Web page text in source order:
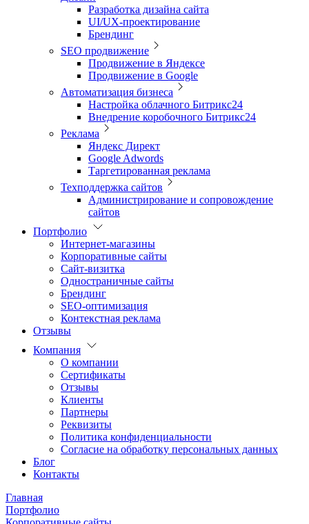
Разработка дизайна сайта
UI/UX-проектирование
Брендинг
SEO продвижение
Продвижение в Яндексе
Продвижение в Google
Автоматизация бизнеса
Настройка облачного Битрикс24
Внедрение коробочного Битрикс24
Реклама
Яндекс Директ
Google Adwords
Таргетированная реклама
Техподдержка сайтов
Администрирование и сопровождение
сайтов
Портфолио
Интернет-магазины
Корпоративные сайты
Сайт-визитка
Одностраничные сайты
Брендинг
SEO-оптимизация
Контекстная реклама
Отзывы
Компания
О компании
Сертификаты
Отзывы
Клиенты
Партнеры
Реквизиты
Политика конфиденциальности
Согласие на обработку персональных данных
Блог
Контакты
Главная
Портфолио